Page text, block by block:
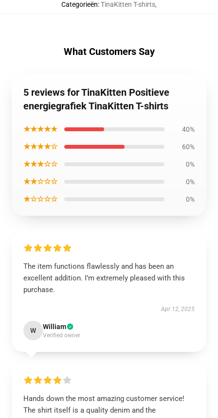
Categorieën:TinaKitten T-shirts,
What Customers Say
5 reviews for TinaKitten Positieve
energiegrafiek TinaKitten T-shirts
★★★★★ 40%
★★★★☆ 60%
★★★☆☆ 0%
★★☆☆☆ 0%
★☆☆☆☆ 0%
The item functions flawlessly and has been an
excellent addition. I’m extremely pleased with this
purchase.
Apr 12, 2025
W William
Verified owner
Hands down the most amazing customer service!
The shirt itself is a quality denim and the